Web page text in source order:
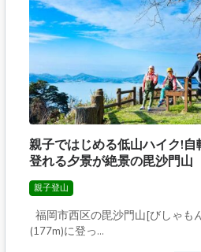
親子ではじめる低山ハイク!自
登れる夕景が絶景の毘沙門山
親子登山
福岡市西区の毘沙門山[びしゃも
(177m)に登っ...